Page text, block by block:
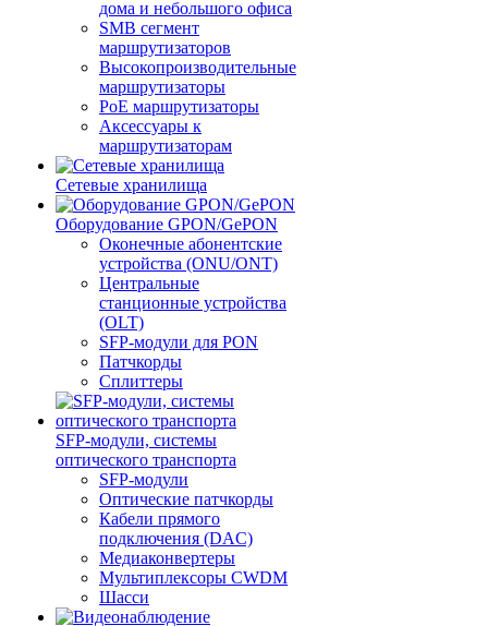
дома и небольшого офиса
SMB сегмент
маршрутизаторов
Высокопроизводительные
маршрутизаторы
PoE маршрутизаторы
Аксессуары к
маршрутизаторам
Сетевые хранилища
Оборудование GPON/GePON
Оконечные абонентские
устройства (ONU/ONT)
Центральные
станционные устройства
(OLT)
SFP-модули для PON
Патчкорды
Сплиттеры
SFP-модули, системы
оптического транспорта
SFP-модули
Оптические патчкорды
Кабели прямого
подключения (DAC)
Медиаконвертеры
Мультиплексоры CWDM
Шасси